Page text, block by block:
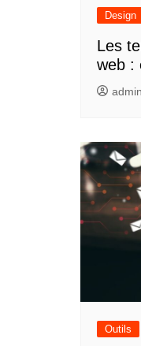
Design
Les
web :
admin
Outils